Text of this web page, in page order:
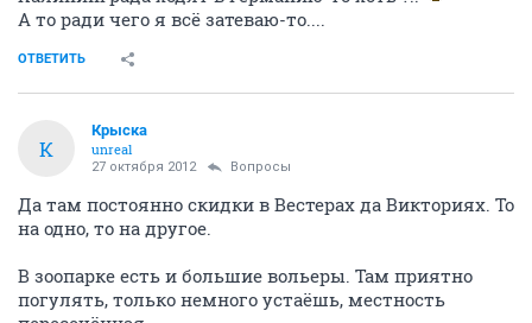
А то ради чего я всё затеваю-то....
ОТВЕТИТЬ
К
Крыска
unreal
27 октября 2012 Вопросы
Да там постоянно скидки в Вестерах да Викториях. То
на одно, то на другое.
В зоопарке есть и большие вольеры. Там приятно
погулять, только немного устаёшь, местность